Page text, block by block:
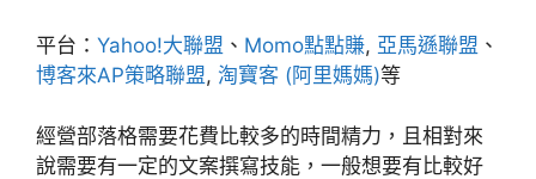
平台： Yahoo!大聯盟 、 Momo點點賺, 亞馬遜聯盟 、
博客來AP策略聯盟, 淘寶客 (阿里媽媽)等
經營部落格需要花費比較多的時間精力，且相對來
說需要有一定的文案撰寫技能，一般想要有比較好